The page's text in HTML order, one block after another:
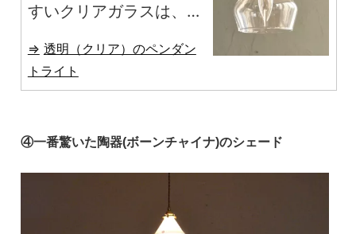
すいクリアガラスは、
シェードを通したあた
たかな灯りが美しく広
がります。
透明（クリア）のペンダン
トライト
④一番驚いた陶器(ボーンチャイナ)のシェード